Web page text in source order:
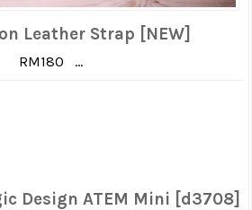
Leather Strap [NEW]
RM180 ...
Design ATEM Mini [d3708]